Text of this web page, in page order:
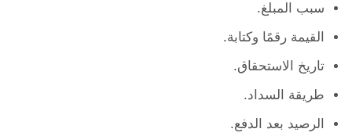
سبب المبلغ.
القيمة رقمًا وكتابة.
تاريخ الاستحقاق.
طريقة السداد.
الرصيد بعد الدفع.